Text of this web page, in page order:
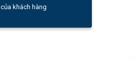
của khách hàng